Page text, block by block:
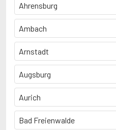
Ahrensburg
Ambach
Arnstadt
Augsburg
Aurich
Bad Freienwalde